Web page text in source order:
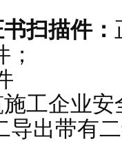
扫描件：
工企业安
导出带有